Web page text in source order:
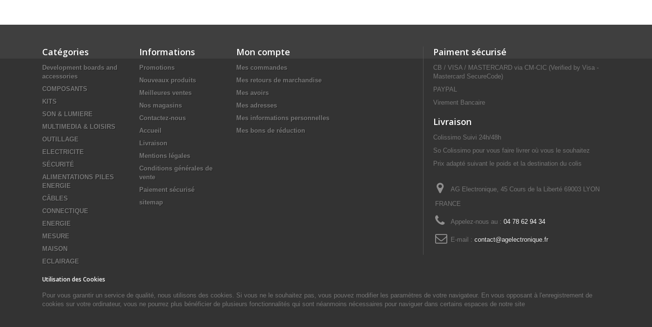
Catégories
Development boards and
accessories
COMPOSANTS
KITS
SON & LUMIERE
MULTIMEDIA & LOISIRS
OUTILLAGE
ELECTRICITE
SÉCURITÉ
ALIMENTATIONS PILES
ENERGIE
CÂBLES
CONNECTIQUE
ENERGIE
MESURE
MAISON
ECLAIRAGE
Informations
Promotions
Nouveaux produits
Meilleures ventes
Nos magasins
Contactez-nous
Accueil
Livraison
Mentions légales
Conditions générales de
vente
Paiement sécurisé
sitemap
Mon compte
Mes commandes
Mes retours de marchandise
Mes avoirs
Mes adresses
Mes informations personnelles
Mes bons de réduction
Paiment sécurisé
CB / VISA / MASTERCARD via CM-CIC (Verified by Visa -
Mastercard SecureCode)
PAYPAL
Virement Bancaire
Livraison
Colissimo Suivi 24h/48h
So Colissimo pour vous faire livrer où vous le souhaitez
Prix adapté suivant le poids et la destination du colis
AG Electronique, 45 Cours de la Liberté 69003 LYON
FRANCE
Appelez-nous au : 04 78 62 94 34
E-mail : contact@agelectronique.fr
Utilisation des Cookies
Pour vous garantir un service de qualité, nous utilisons des cookies. Si vous ne le souhaitez pas, vous pouvez modifier les paramètres de votre navigateur. En vous opposant à l'enregistrement de
cookies sur votre ordinateur, vous ne pourrez plus bénéficier de plusieurs fonctionnalités qui sont néanmoins nécessaires pour naviguer dans certains espaces de notre site